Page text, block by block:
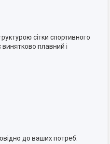
сітки спортивного
плавний і
до ваших потреб.